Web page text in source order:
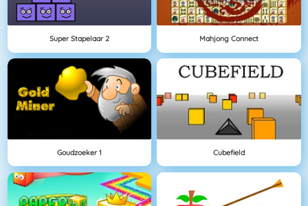
Super Stapelaar 2 Mahjong Connect
Goudzoeker 1 Cubefield